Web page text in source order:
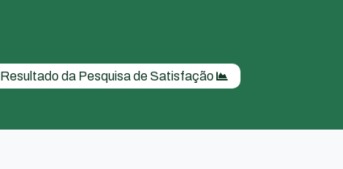
Resultado da Pesquisa de Satisfação